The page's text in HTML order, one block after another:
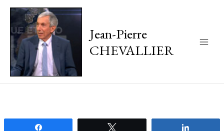
Jean-Pierre
CHEVALLIER